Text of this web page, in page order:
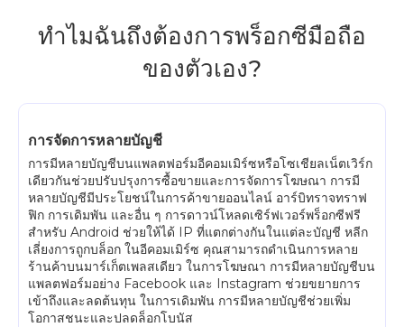
ทำไมฉันถึงต้องการพร็อกซีมือถือ
ของตัวเอง?
การจัดการหลายบัญชี
การมีหลายบัญชีบนแพลตฟอร์มอีคอมเมิร์ซหรือโซเชียลเน็ตเวิร์ก
เดียวกันช่วยปรับปรุงการซื้อขายและการจัดการโฆษณา การมี
หลายบัญชีมีประโยชน์ในการค้าขายออนไลน์ อาร์บิทราจทราฟ
ฟิก การเดิมพัน และอื่น ๆ การดาวน์โหลดเซิร์ฟเวอร์พร็อกซีฟรี
สำหรับ Android ช่วยให้ได้ IP ที่แตกต่างกันในแต่ละบัญชี หลีก
เลี่ยงการถูกบล็อก ในอีคอมเมิร์ซ คุณสามารถดำเนินการหลาย
ร้านค้าบนมาร์เก็ตเพลสเดียว ในการโฆษณา การมีหลายบัญชีบน
แพลตฟอร์มอย่าง Facebook และ Instagram ช่วยขยายการ
เข้าถึงและลดต้นทุน ในการเดิมพัน การมีหลายบัญชีช่วยเพิ่ม
โอกาสชนะและปลดล็อกโบนัส